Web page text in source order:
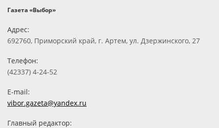
Газета «Выбор»
Адрес:
692760, Приморский край, г. Артем, ул. Дзержинского, 27
Телефон:
(42337) 4-24-52
E-mail:
vibor.gazeta@yandex.ru
Главный редактор: